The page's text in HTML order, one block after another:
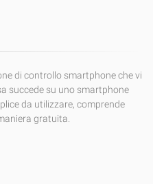
di controllo smartphone che vi
succede su uno smartphone
da utilizzare, comprende
gratuita.